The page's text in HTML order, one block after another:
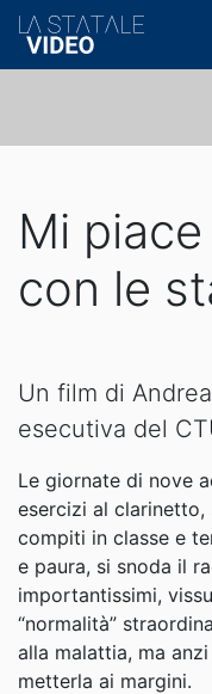
Mi
con le
Un film di
esecutiva del
Le giornate di nove
esercizi al clarinetto,
compiti in classe e
e paura, si snoda il
importantissimi,
“normalità”
alla malattia, ma
metterla ai margini.